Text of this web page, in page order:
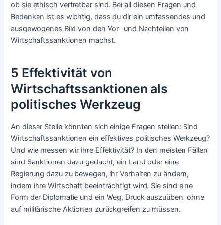
ob sie ethisch vertretbar sind. Bei all diesen Fragen und
Bedenken ist es wichtig, dass du dir ein umfassendes und
ausgewogenes Bild von den Vor- und Nachteilen von
Wirtschaftssanktionen machst.
5 Effektivität von
Wirtschaftssanktionen als
politisches Werkzeug
An dieser Stelle könnten sich einige Fragen stellen: Sind
Wirtschaftssanktionen ein effektives politisches Werkzeug?
Und wie messen wir ihre Effektivität? In den meisten Fällen
sind Sanktionen dazu gedacht, ein Land oder eine
Regierung dazu zu bewegen, ihr Verhalten zu ändern,
indem ihre Wirtschaft beeinträchtigt wird. Sie sind eine
Form der Diplomatie und ein Weg, Druck auszuüben, ohne
auf militärische Aktionen zurückgreifen zu müssen.